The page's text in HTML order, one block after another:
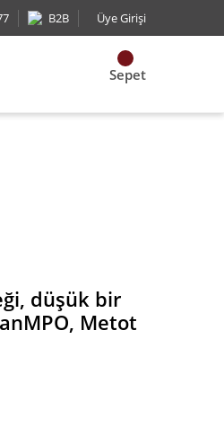
B2B Üye Girişi
Sepet
düşük bir
Metot